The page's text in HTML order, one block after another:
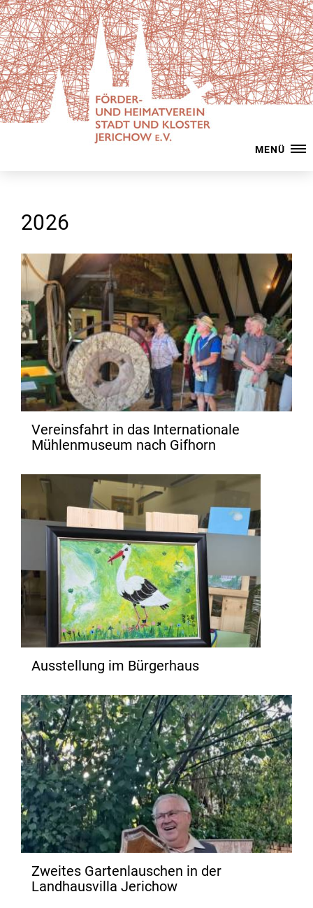
MENÜ
2026
Vereinsfahrt in das Internationale
Mühlenmuseum nach Gifhorn
Ausstellung im Bürgerhaus
Zweites Gartenlauschen in der
Landhausvilla Jerichow